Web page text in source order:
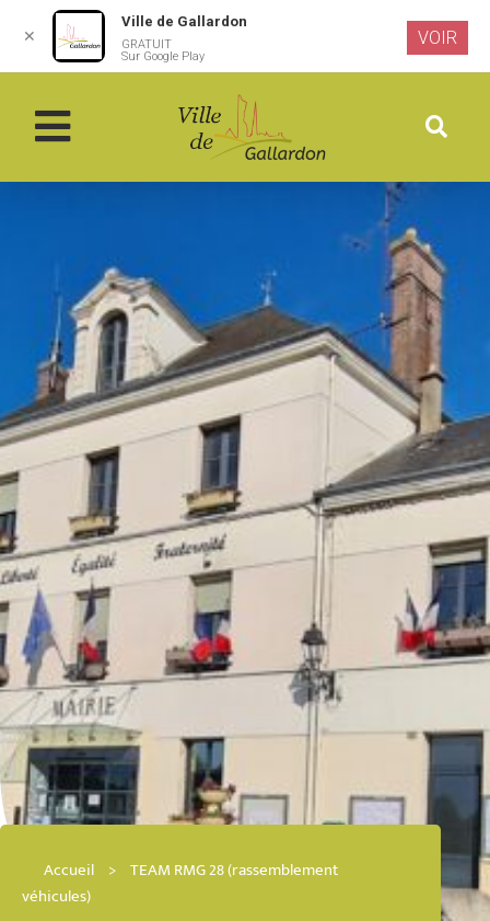
contenu
Accueil > TEAM RMG 28 (rassemblement
véhicules)
✕
Ville de Gallardon
GRATUIT
Sur Google Play
VOIR